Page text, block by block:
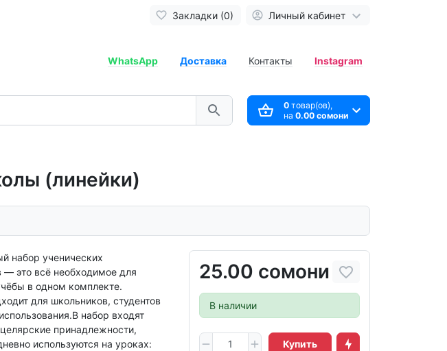
Закладки (0) Личный кабинет
WhatsApp Доставка Контакты Instagram
0товар(ов),
на 0.00 сомони
(линейки)
25.00 сомони
В наличии
Купить
набор ученических
— это всё необходимое для
в одном комплекте.
для школьников, студентов
набор входят
принадлежности,
используются на уроках: